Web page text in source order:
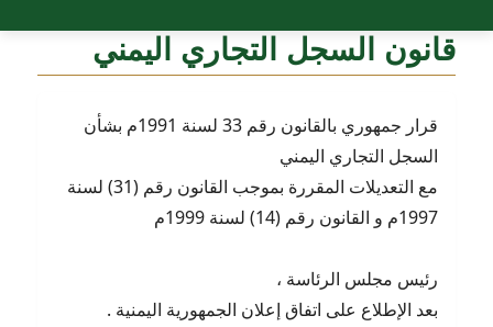
قانون السجل التجاري اليمني
قرار جمهوري بالقانون رقم 33 لسنة 1991م بشأن
السجل التجاري اليمني
مع التعديلات المقررة بموجب القانون رقم (31) لسنة
1997م و القانون رقم (14) لسنة 1999م
رئيس مجلس الرئاسة ،
بعد الإطلاع على اتفاق إعلان الجمهورية اليمنية .